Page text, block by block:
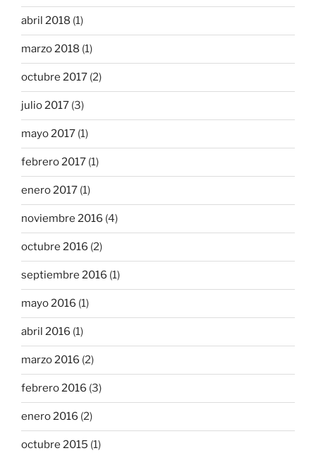
abril 2018 (1)
marzo 2018 (1)
octubre 2017 (2)
julio 2017 (3)
mayo 2017 (1)
febrero 2017 (1)
enero 2017 (1)
noviembre 2016 (4)
octubre 2016 (2)
septiembre 2016 (1)
mayo 2016 (1)
abril 2016 (1)
marzo 2016 (2)
febrero 2016 (3)
enero 2016 (2)
octubre 2015 (1)